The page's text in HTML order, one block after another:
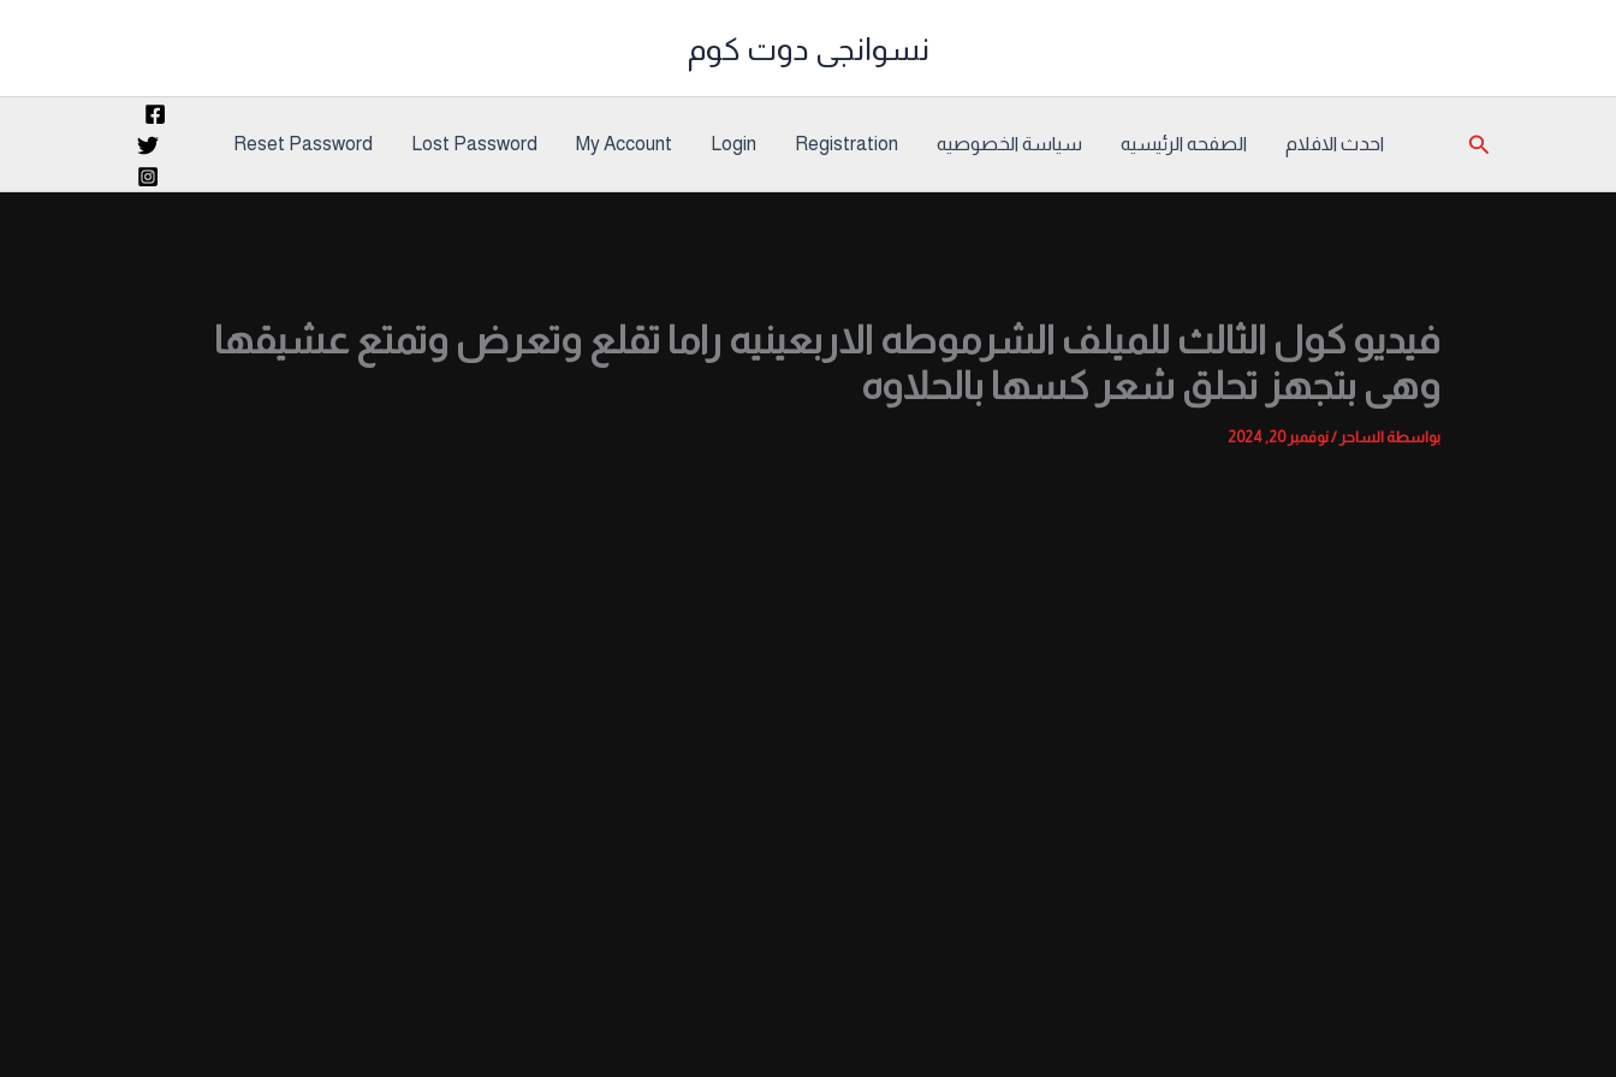
نسوانجى دوت كوم
البحث احدث الافلام الصفحه الرئيسيه سياسة الخصوصيه Registration
Login
My Account
Lost Password
Reset Password
فيديو كول الثالث للميلف الشرموطه الاربعينيه راما تقلع وتعرض وتمتع عشيقها
وهى بتجهز تحلق شعر كسها بالحلاوه
بواسطة الساحر/نوفمبر 20, 2024